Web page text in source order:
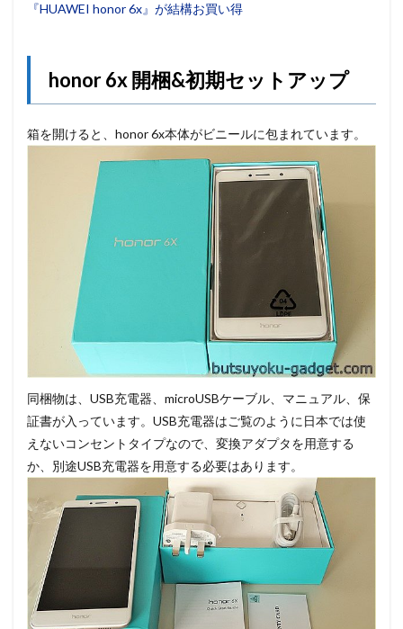
『HUAWEI honor 6x』が結構お買い得
honor 6x 開梱&初期セットアップ
箱を開けると、honor 6x本体がビニールに包まれています。
同梱物は、USB充電器、microUSBケーブル、マニュアル、保
証書が入っています。USB充電器はご覧のように日本では使
えないコンセントタイプなので、変換アダプタを用意する
か、別途USB充電器を用意する必要はあります。